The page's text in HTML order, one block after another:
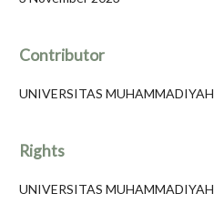
Contributor
UNIVERSITAS
Rights
UNIVERSITAS